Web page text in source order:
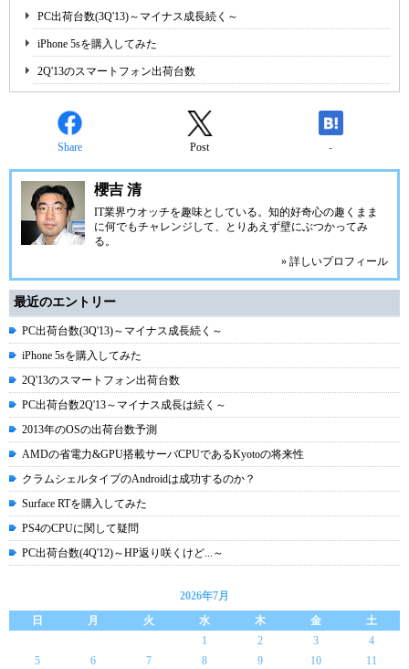
PC出荷台数(3Q'13)～マイナス成長続く～
iPhone 5sを購入してみた
2Q'13のスマートフォン出荷台数
Share Post -
櫻吉 清
IT業界ウオッチを趣味としている。知的好奇心の趣くまま
に何でもチャレンジして、とりあえず壁にぶつかってみ
る。
» 詳しいプロフィール
最近のエントリー
PC出荷台数(3Q'13)～マイナス成長続く～
iPhone 5sを購入してみた
2Q'13のスマートフォン出荷台数
PC出荷台数2Q'13～マイナス成長は続く～
2013年のOSの出荷台数予測
AMDの省電力&GPU搭載サーバCPUであるKyotoの将来性
クラムシェルタイプのAndroidは成功するのか？
Surface RTを購入してみた
PS4のCPUに関して疑問
PC出荷台数(4Q'12)～HP返り咲くけど...～
2026年7月
日
月 火 水 木 金
土
1
2 3
4
5
6 7 8 9 10
11